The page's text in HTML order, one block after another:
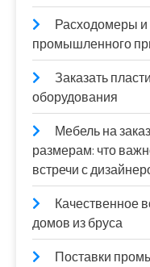
Расходомеры и
промышленного
Заказать
оборудования
Мебель на
размерам: что
встречи с
Качественное
домов из бруса
Поставки